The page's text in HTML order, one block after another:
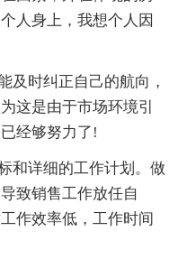
人身上，我想个人因
及时纠正自己的航向，
这是由于市场环境引
经够努力了!
和详细的工作计划。做
致销售工作放任自
作效率低，工作时间